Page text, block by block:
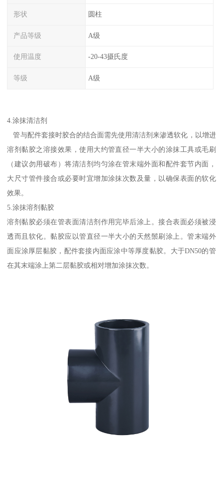
形状 圆柱
产品等级 A级
使用温度 -20-43摄氏度
等级 A级
4.涂抹清洁剂
管与配件套接时胶合的结合面需先使用清洁剂来渗透软化，以增进
溶剂黏胶之溶接效果，使用大约管直径一半大小的涂抹工具或毛刷
（建议勿用破布）将清洁剂均匀涂在管末端外面和配件套节内面，
大尺寸管件接合或必要时宜增加涂抹次数及量，以确保表面的软化
效果。
5.涂抹溶剂黏胶
溶剂黏胶必须在管表面清洁剂作用完毕后涂上。接合表面必须被浸
透而且软化。黏胶应以管直径一半大小的天然鬃刷涂上。管末端外
面应涂厚层黏胶，配件套接内面应涂中等厚度黏胶。大于DN50的管
在其末端涂上第二层黏胶或相对增加涂抹次数。